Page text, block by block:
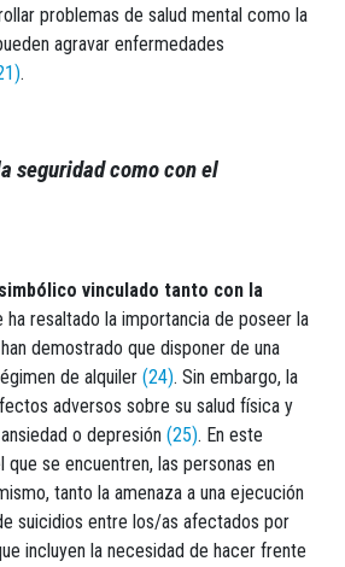
problemas de salud mental como la
agravar enfermedades
.
seguridad como con el
vinculado tanto con la
resaltado la importancia de poseer la
demostrado que disponer de una
de alquiler (24). Sin embargo, la
adversos sobre su salud física y
o depresión (25). En este
se encuentren, las personas en
tanto la amenaza a una ejecución
suicidios entre los/as afectados por
incluyen la necesidad de hacer frente